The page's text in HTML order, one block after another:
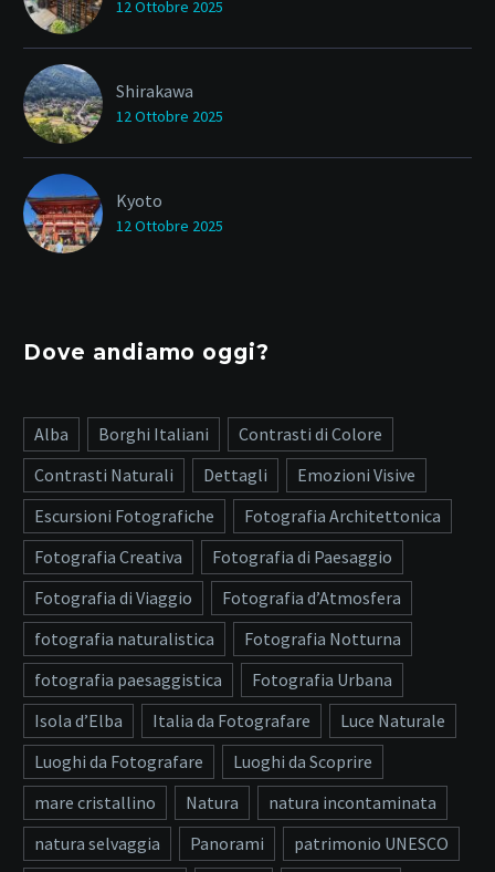
12 Ottobre 2025
Shirakawa
12 Ottobre 2025
Kyoto
12 Ottobre 2025
Dove andiamo oggi?
Alba Borghi Italiani
Contrasti di Colore
Contrasti Naturali
Dettagli
Emozioni Visive
Escursioni Fotografiche
Fotografia Architettonica
Fotografia Creativa
Fotografia di Paesaggio
Fotografia di Viaggio
Fotografia d’Atmosfera
fotografia naturalistica
Fotografia Notturna
fotografia paesaggistica
Fotografia Urbana
Isola d’Elba
Italia da Fotografare
Luce Naturale
Luoghi da Fotografare
Luoghi da Scoprire
mare cristallino
Natura
natura incontaminata
natura selvaggia
Panorami
patrimonio UNESCO